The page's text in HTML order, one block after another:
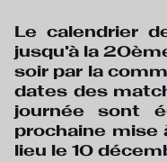
Le calendrier
jusqu'à la
soir par la
dates des
journée sont
prochaine mise
lieu le 10